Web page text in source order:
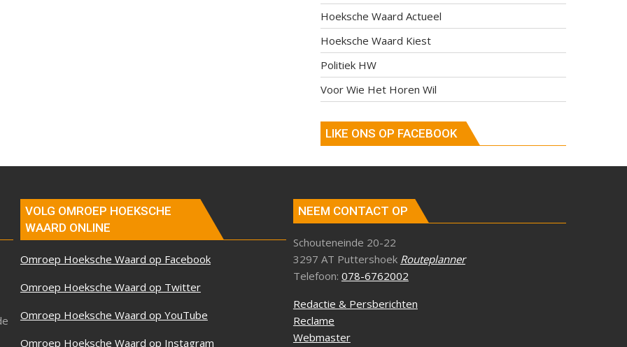
Hoeksche Waard Actueel
Hoeksche Waard Kiest
Politiek HW
Voor Wie Het Horen Wil
LIKE ONS OP FACEBOOK
VOLG OMROEP HOEKSCHE
WAARD ONLINE
Omroep Hoeksche Waard op Facebook
Omroep Hoeksche Waard op Twitter
Omroep Hoeksche Waard op YouTube
Omroep Hoeksche Waard op Instagram
NEEM CONTACT OP
Schouteneinde 20-22
3297 AT Puttershoek Routeplanner
Telefoon: 078-6762002
Redactie & Persberichten
Reclame
Webmaster